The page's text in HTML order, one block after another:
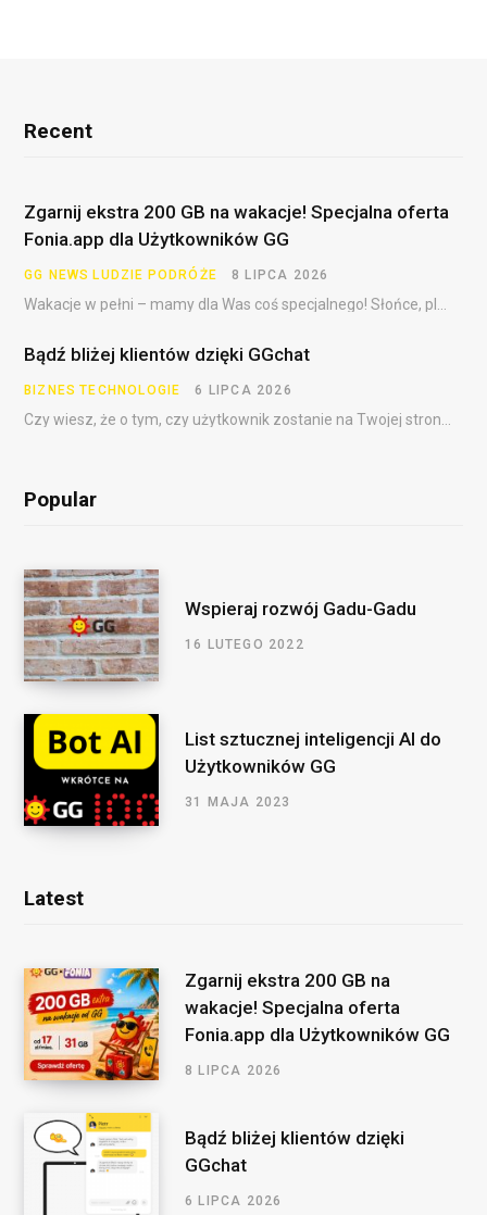
Recent
Zgarnij ekstra 200 GB na wakacje! Specjalna oferta
Fonia.app dla Użytkowników GG
GG NEWS LUDZIE PODRÓŻE 8 LIPCA 2026
Bądź bliżej klientów dzięki GGchat
BIZNES TECHNOLOGIE 6 LIPCA 2026
Czy wiesz, że o tym, czy użytkownik zostanie na Twojej stronie, często decydują pierwsze sekundy?…
Popular
Wspieraj rozwój Gadu-Gadu
16 LUTEGO 2022
List sztucznej inteligencji AI do
Użytkowników GG
31 MAJA 2023
Latest
Zgarnij ekstra 200 GB na
wakacje! Specjalna oferta
Fonia.app dla Użytkowników GG
8 LIPCA 2026
Bądź bliżej klientów dzięki
GGchat
6 LIPCA 2026